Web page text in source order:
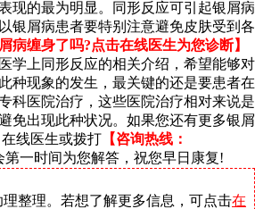
现的最为明显。同形反应可引起银屑病
银屑病患者要特别注意避免皮肤受到各
病缠身了吗?点击在线医生为您诊断】
学上同形反应的相关介绍，希望能够对
种现象的发生，最关键的还是要患者在
科医院治疗，这些医院治疗相对来说是
免出现此种状况。如果您还有更多银屑
在线医生或拨打 【咨询热线：
第一时间为您解答，祝您早日康复!
整理。若想了解更多信息，可点击在